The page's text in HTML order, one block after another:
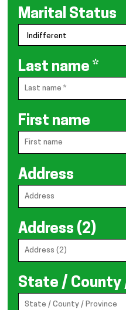
Marital Status
Last name *
First name
Address
Address (2)
State / County